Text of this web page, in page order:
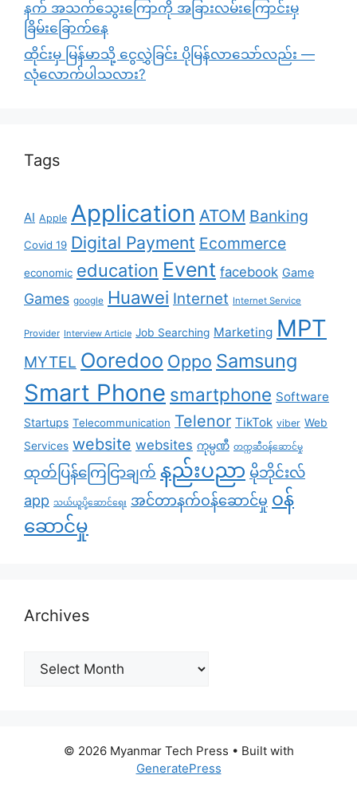
နက် အသက်သွေးကြောကို အခြားလမ်းကြောင်းမှ
ခြိမ်းခြောက်နေ
ထိုင်းမှ မြန်မာသို့ ငွေလွှဲခြင်း ပိုမြန်လာသော်လည်း —
လုံလောက်ပါသလား?
Tags
AI Apple Application ATOM Banking
Covid 19 Digital Payment Ecommerce
economic education Event facebook Game
Games google Huawei Internet Internet Service
Provider Interview Article Job Searching Marketing MPT
MYTEL Ooredoo Oppo Samsung
Smart Phone smartphone Software
Startups Telecommunication Telenor TikTok viber Web
Services website websites ကုမ္ပဏီ တက္ကဆီဝန်ဆောင်မှု
ထုတ်ပြန်ကြေငြာချက် နည်းပညာ မိုဘိုင်းလ်
app သယ်ယူပို့ဆောင်ရေး အင်တာနက်ဝန်ဆောင်မှု ၀န်
ဆောင်မှု
Archives
Archives
© 2026 Myanmar Tech Press • Built with
GeneratePress